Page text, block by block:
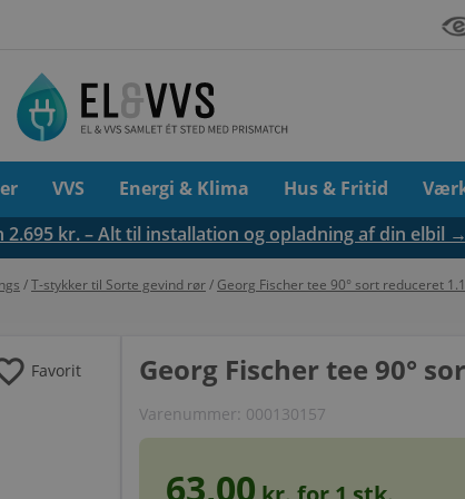
VVS Energi & Klima Hus & Fritid
2.695 kr. – Alt til installation og opladning af din elbil →
/T-stykker til Sorte gevind rør/ Georg Fischer tee 90° sort reduceret
Favorit Georg Fischer tee 90°
Varenummer: 000130157
63,00